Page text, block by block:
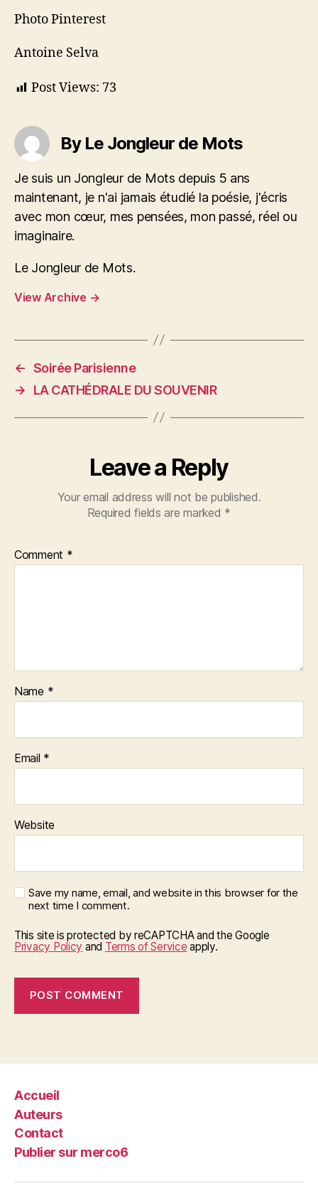
Photo Pinterest
Antoine Selva
Post Views: 73
By Le Jongleur de Mots
Je suis un Jongleur de Mots depuis 5 ans
maintenant, je n'ai jamais étudié la poésie, j'écris
avec mon cœur, mes pensées, mon passé, réel ou
imaginaire.
Le Jongleur de Mots.
View Archive →
← Soirée Parisienne
→
LA CATHÉDRALE DU SOUVENIR
Leave a Reply
Your email address will not be published.
Required fields are marked *
Comment *
Name *
Email *
Website
Save my name, email, and website in this browser for the
next time I comment.
This site is protected by reCAPTCHA and the Google
Privacy Policy and Terms of Service apply.
Accueil
Auteurs
Contact
Publier sur merco6